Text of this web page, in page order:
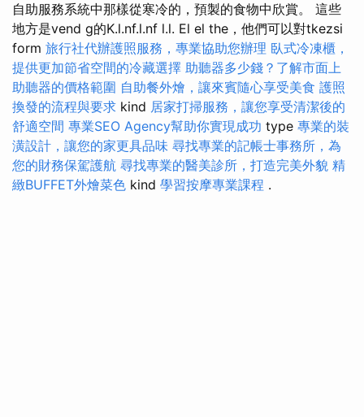
自助服務系統中那樣從寒冷的，預製的食物中欣賞。 這些
地方是vend g的K.l.nf.l.nf l.l. El el the，他們可以對tkezsi
form 旅行社代辦護照服務，專業協助您辦理 臥式冷凍櫃，
提供更加節省空間的冷藏選擇 助聽器多少錢？了解市面上
助聽器的價格範圍 自助餐外燴，讓來賓隨心享受美食 護照
換發的流程與要求 kind 居家打掃服務，讓您享受清潔後的
舒適空間 專業SEO Agency幫助你實現成功 type 專業的裝
潢設計，讓您的家更具品味 尋找專業的記帳士事務所，為
您的財務保駕護航 尋找專業的醫美診所，打造完美外貌 精
緻BUFFET外燴菜色 kind 學習按摩專業課程 .